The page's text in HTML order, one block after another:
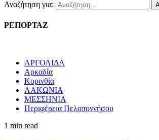
Αναζήτηση για:
ΡΕΠΟΡΤΑΖ
ΑΡΓΟΛΙΔΑ
Αρκαδία
Κορινθία
ΛΑΚΩΝΙΑ
ΜΕΣΣΗΝΙΑ
Περιφέρεια Πελοποννήσου
1 min read